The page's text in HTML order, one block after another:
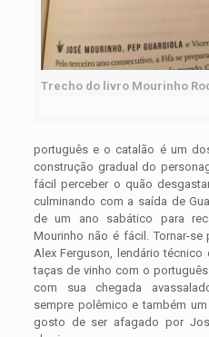
Trecho do livro Mourinho
português e o catalão é um
construção gradual do
fácil perceber o quão
culminando com a saída de
de um ano sabático para
Mourinho não é fácil. Tornar-
Alex Ferguson, lendário
taças de vinho com o
com sua chegada
sempre polêmico e também
gosto de ser afagado por